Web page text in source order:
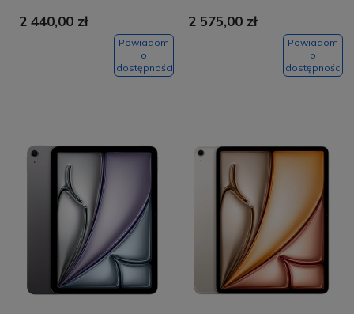
Księżycowa
2 440,00 zł
Powiadom
o
dostępności
Purple
2 575,00 zł
Powiadom
o
dostępności